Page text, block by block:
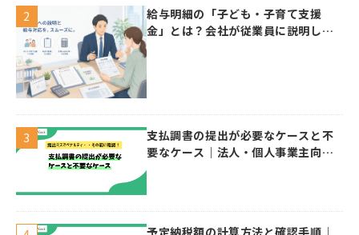
給与明細の「子ども・子育て支援
金」とは？会社が従業員に説明した
支払調書の提出が必要なケースと不
要なケース｜法人・個人事業主向け